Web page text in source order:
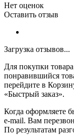
Нет оценок
Оставить отзыв
Загрузка отзывов...
Для покупки
понравившийся
перейдите в
«Быстрый заказ».
Когда оформляете
e-mail. Вам
По результатам